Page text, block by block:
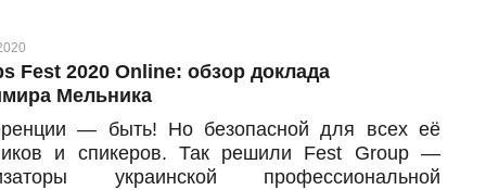
Fest 2020 Online: обзор доклада
Мельника
— быть! Но безопасной для всех её
и спикеров. Так решили Fest Group —
украинской профессиональной